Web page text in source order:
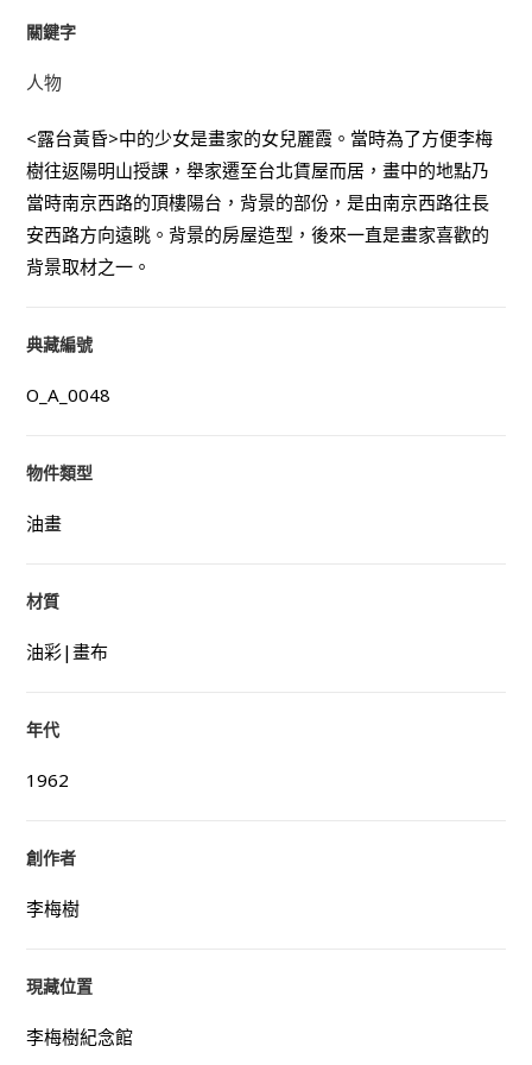
關鍵字
人物
<露台黃昏>中的少女是畫家的女兒麗霞。當時為了方便李梅
樹往返陽明山授課，舉家遷至台北賃屋而居，畫中的地點乃
當時南京西路的頂樓陽台，背景的部份，是由南京西路往長
安西路方向遠眺。背景的房屋造型，後來一直是畫家喜歡的
背景取材之一。
典藏編號
O_A_0048
物件類型
油畫
材質
油彩|畫布
年代
1962
創作者
李梅樹
現藏位置
李梅樹紀念館